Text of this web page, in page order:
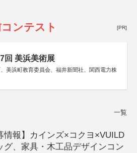
ンテスト [PR]
回 美浜美術展
美浜町教育委員会、福井新聞社、関西電力株
一覧
情報】カインズ×コクヨ×VUILD
グ、家具・木工品デザインコン